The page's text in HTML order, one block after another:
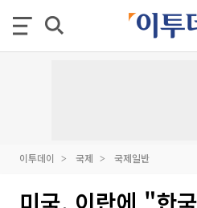
이투데이 국제 국제일반
미국, 이란에 "한